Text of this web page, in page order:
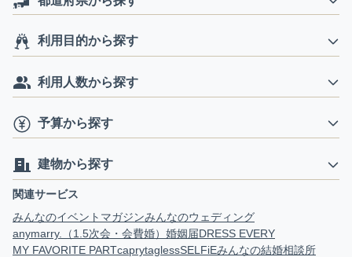
利用目的から探す
利用人数から探す
予算から探す
建物から探す
関連サービス
みんなのイベントマガジンみんなのウェディング
anymarry.（1.5次会・会費婚） 婚姻届DRESS EVERY
MY FAVORITE PARTcaprytaglessSELFiEみんなの結婚相談所